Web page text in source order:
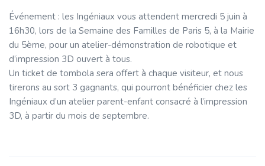
Événement : les Ingéniaux vous attendent mercredi 5 juin à
16h30, lors de la Semaine des Familles de Paris 5, à la Mairie
du 5ème, pour un atelier-démonstration de robotique et
d’impression 3D ouvert à tous.
Un ticket de tombola sera offert à chaque visiteur, et nous
tirerons au sort 3 gagnants, qui pourront bénéficier chez les
Ingéniaux d’un atelier parent-enfant consacré à l’impression
3D, à partir du mois de septembre.